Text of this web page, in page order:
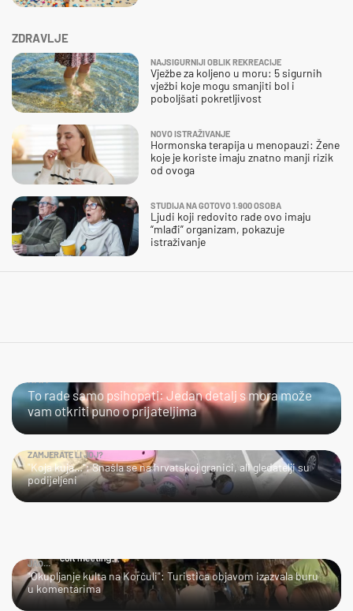
ZDRAVLJE
NAJSIGURNIJI OBLIK REKREACIJE
Vježbe za koljeno u moru: 5 sigurnih
vježbi koje mogu smanjiti bol i
poboljšati pokretljivost
NOVO ISTRAŽIVANJE
Hormonska terapija u menopauzi: Žene
koje je koriste imaju znatno manji rizik
od ovoga
STUDIJA NA GOTOVO 1.900 OSOBA
Ljudi koji redovito rade ovo imaju
“mlađi” organizam, pokazuje
istraživanje
To rade samo psihopati: Jedan detalj s mora može
vam otkriti puno o prijateljima
ZAMJERATE LI JOJ?
"Koja kuja…": Snašla se na hrvatskoj granici, ali gledatelji su
podijeljeni
JAO…
"Okupljanje kulta na Korčuli": Turistica objavom izazvala buru
u komentarima